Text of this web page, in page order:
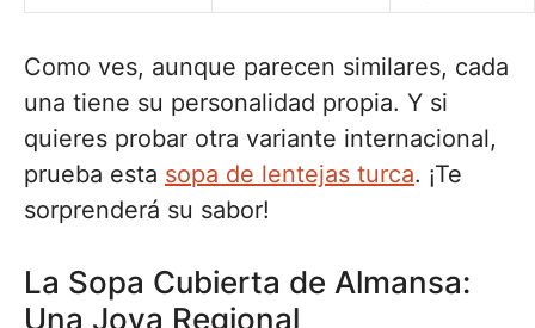
Como ves, aunque parecen similares, cada
una tiene su personalidad propia. Y si
quieres probar otra variante internacional,
prueba esta sopa de lentejas turca. ¡Te
sorprenderá su sabor!
La Sopa Cubierta de Almansa:
Una Joya Regional